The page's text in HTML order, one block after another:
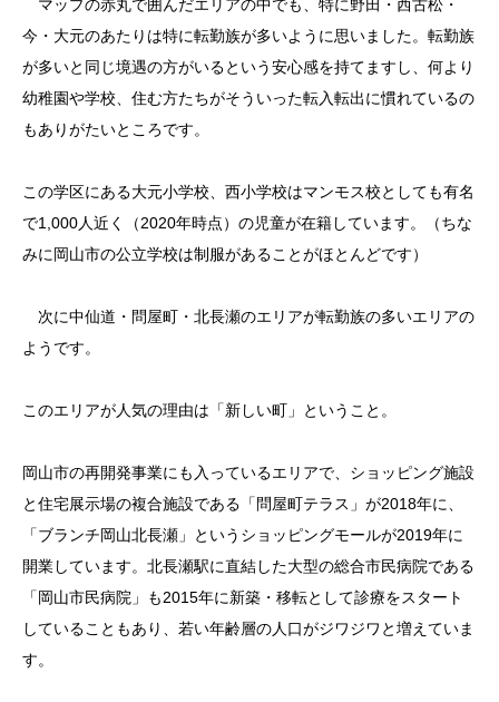
マップの赤丸で囲んだエリアの中でも、特に野田・西古松・
今・大元のあたりは特に転勤族が多いように思いました。転勤族
が多いと同じ境遇の方がいるという安心感を持てますし、何より
幼稚園や学校、住む方たちがそういった転入転出に慣れているの
もありがたいところです。
この学区にある大元小学校、西小学校はマンモス校としても有名
で1,000人近く（2020年時点）の児童が在籍しています。（ちな
みに岡山市の公立学校は制服があることがほとんどです）
次に中仙道・問屋町・北長瀬のエリアが転勤族の多いエリアの
ようです。
このエリアが人気の理由は「新しい町」ということ。
岡山市の再開発事業にも入っているエリアで、ショッピング施設
と住宅展示場の複合施設である「問屋町テラス」が2018年に、
「ブランチ岡山北長瀬」というショッピングモールが2019年に
開業しています。北長瀬駅に直結した大型の総合市民病院である
「岡山市民病院」も2015年に新築・移転として診療をスタート
していることもあり、若い年齢層の人口がジワジワと増えていま
す。